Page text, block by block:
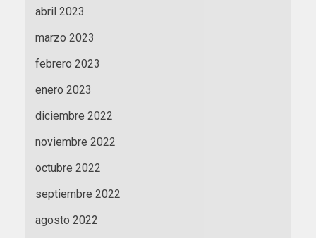
abril 2023
marzo 2023
febrero 2023
enero 2023
diciembre 2022
noviembre 2022
octubre 2022
septiembre 2022
agosto 2022